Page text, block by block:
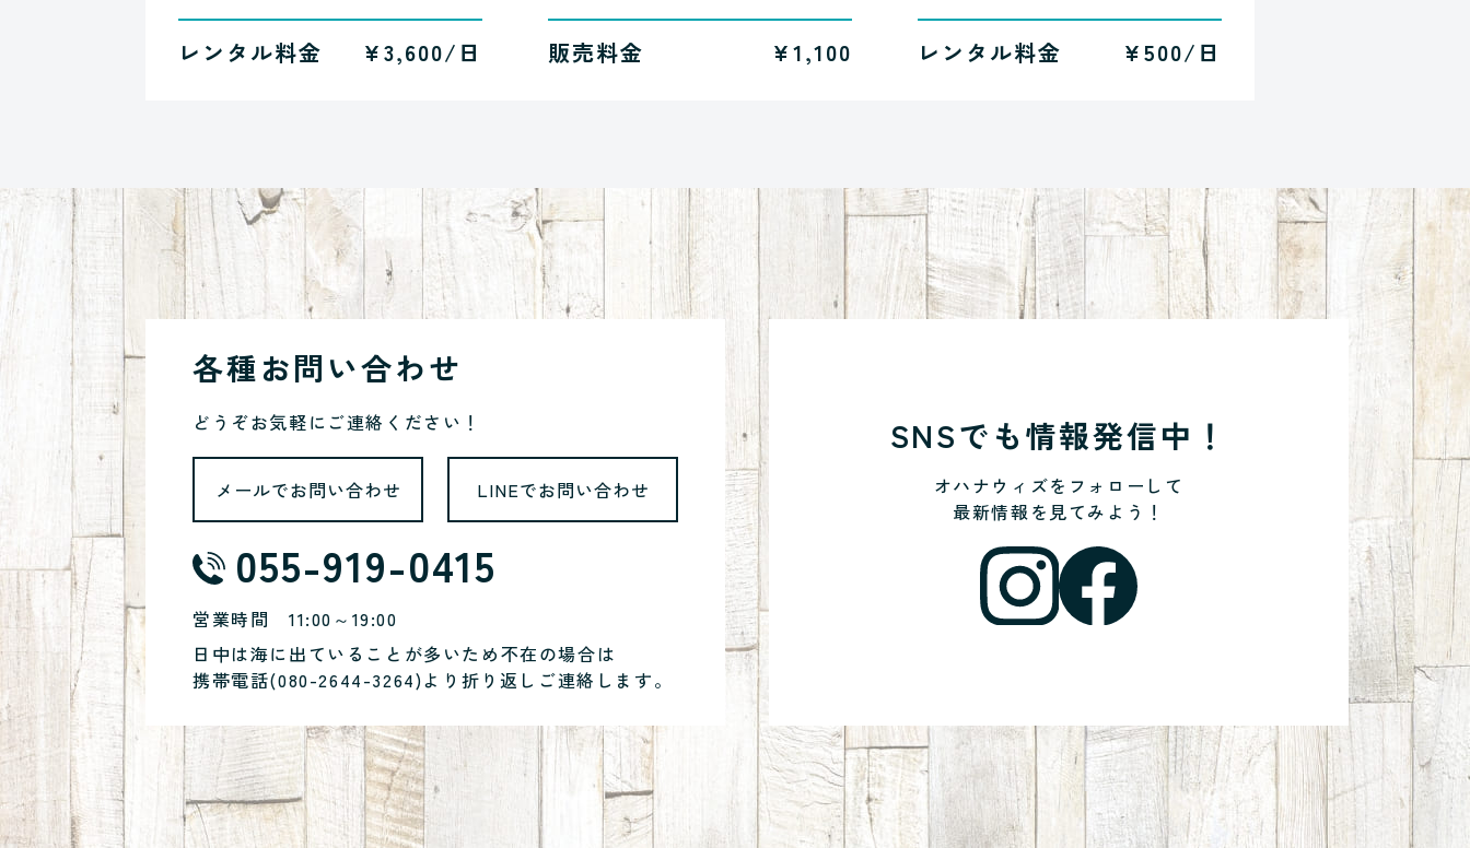
レンタル料金 ¥3,600/日 販売料金 ¥1,100 レンタル料金 ¥500/日
各種お問い合わせ
どうぞお気軽にご連絡ください！
メールでお問い合わせ LINEでお問い合わせ
055-919-0415
営業時間 11:00～19:00
日中は海に出ていることが多いため不在の場合は
携帯電話(080-2644-3264)より折り返しご連絡します。
SNSでも情報発信中！
オハナウィズをフォローして
最新情報を見てみよう！